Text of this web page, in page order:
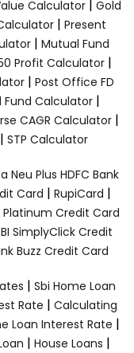
Calculator | Gold
| Present
| Mutual Fund
Profit Calculator|
| Post Office FD
Fund Calculator|
CAGR Calculator |
| STP Calculator
Neu Plus HDFC Bank
Card | RupiCard |
Platinum Credit Card
SimplyClick Credit
Buzz Credit Card
| Sbi Home Loan
Rate | Calculating
Loan Interest Rate |
| House Loans |